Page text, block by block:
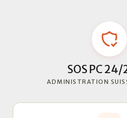
SOS PC
ADMINISTRATION